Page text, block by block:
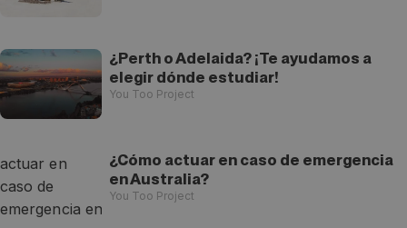
¿Perth o Adelaida? ¡Te ayudamos a
elegir dónde estudiar!
You Too Project
¿Cómo actuar en caso de emergencia
en Australia?
You Too Project